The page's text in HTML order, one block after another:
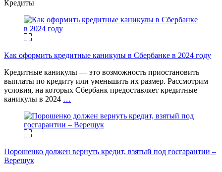
Кредиты
Как оформить кредитные каникулы в Сбербанке в 2024 году
Кредитные каникулы — это возможность приостановить
выплаты по кредиту или уменьшить их размер. Рассмотрим
условия, на которых Сбербанк предоставляет кредитные
каникулы в 2024 …
Порошенко должен вернуть кредит, взятый под госгарантии –
Верещук